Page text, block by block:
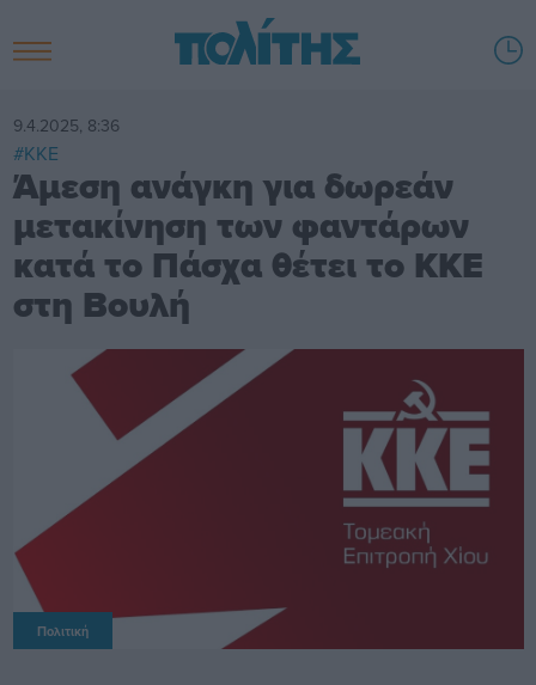
9.4.2025, 8:36
#ΚΚΕ
Άμεση ανάγκη για δωρεάν
μετακίνηση των φαντάρων
κατά το Πάσχα θέτει το ΚΚΕ
στη Βουλή
Πολιτική